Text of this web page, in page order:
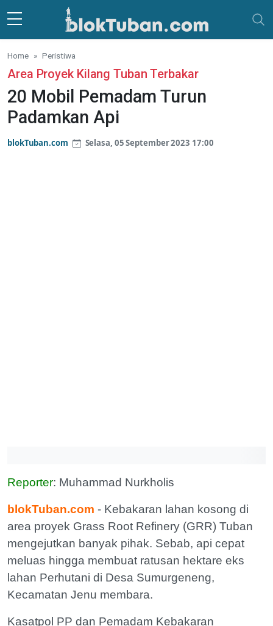
Skip to main content
Home Peristiwa
Area Proyek Kilang Tuban Terbakar
20 Mobil Pemadam Turun
Padamkan Api
blokTuban.com Selasa, 05 September 2023 17:00
Reporter: Muhammad Nurkholis
blokTuban.com - Kebakaran lahan kosong di
area proyek Grass Root Refinery (GRR) Tuban
mengejutkan banyak pihak. Sebab, api cepat
meluas hingga membuat ratusan hektare eks
lahan Perhutani di Desa Sumurgeneng,
Kecamatan Jenu membara.
Kasatpol PP dan Pemadam Kebakaran